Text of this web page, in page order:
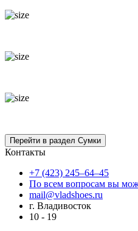
Контакты
+7 (423) 245–64–45
По всем вопросам вы
mail@vladshoes.ru
г. Владивосток
10 - 19